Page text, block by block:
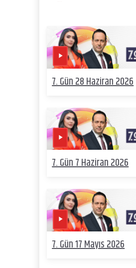
7. Gün 28 Haziran 2026
7. Gün 7 Haziran 2026
7. Gün 17 Mayıs 2026